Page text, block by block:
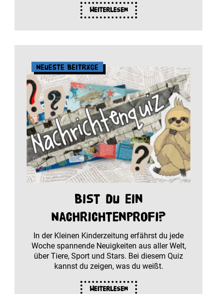
Weiterlesen
Neueste Beiträge
Bist du ein
Nachrichtenprofi?
In der Kleinen Kinderzeitung erfährst du jede
Woche spannende Neuigkeiten aus aller Welt,
über Tiere, Sport und Stars. Bei diesem Quiz
kannst du zeigen, was du weißt.
Weiterlesen